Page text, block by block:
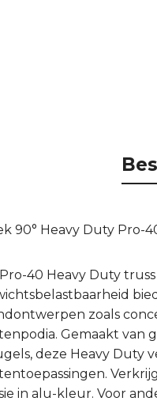
90° Heavy Duty Pro-
40 Heavy Duty
zoals
Gemaakt van
deze Heavy Duty
in alu-kleur. Voor